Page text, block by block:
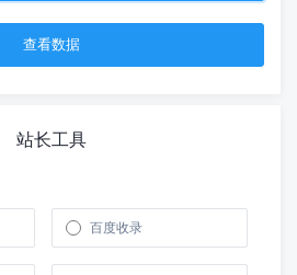
站长工具
百度收录